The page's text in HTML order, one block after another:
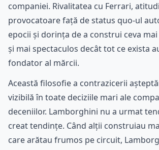
companiei. Rivalitatea cu Ferrari,
provocatoare față de status quo-ul
epocii și dorința de a construi ceva
și mai spectaculos decât tot ce exista
fondator al mărcii.
Această filosofie a contrazicerii
vizibilă în toate deciziile mari ale
deceniilor. Lamborghini nu a urmat
creat tendințe. Când alții construiau
care arătau frumos pe circuit,